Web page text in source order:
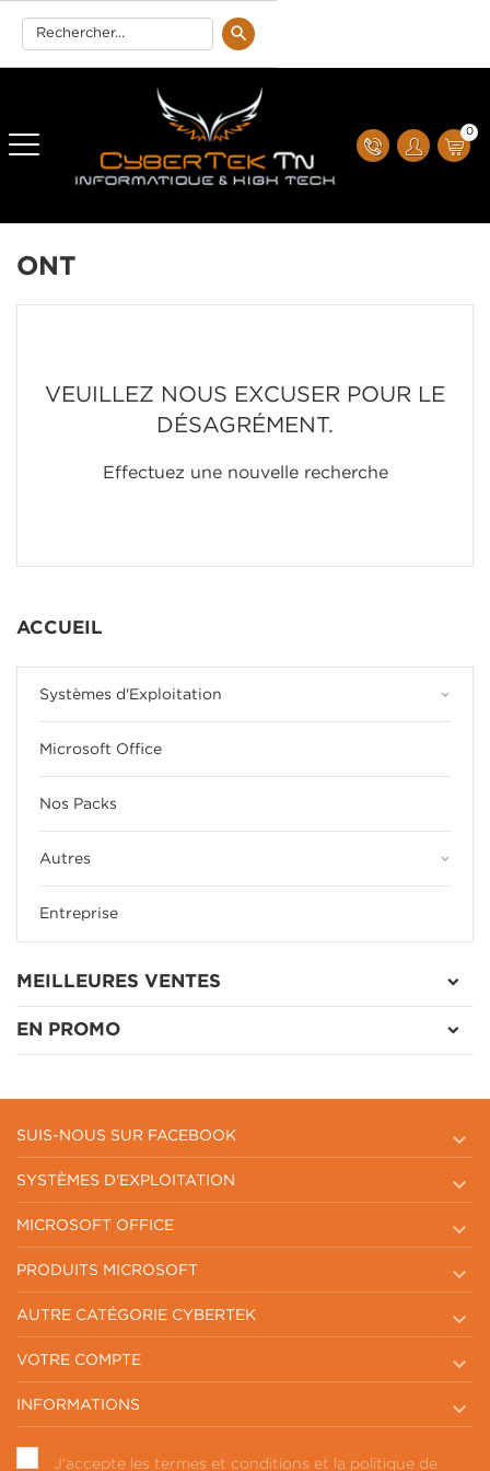
0
ACCUEIL
Systèmes d'Exploitation keyboard_arrow_down
Microsoft Office
Nos Packs
Autres keyboard_arrow_down
Entreprise
MEILLEURES VENTES
EN PROMO
ONT
VEUILLEZ NOUS EXCUSER POUR LE
DÉSAGRÉMENT.
Effectuez une nouvelle recherche
SUIS-NOUS SUR FACEBOOK 
SYSTÈMES D'EXPLOITATION 
MICROSOFT OFFICE 
PRODUITS MICROSOFT 
AUTRE CATÉGORIE CYBERTEK 
VOTRE COMPTE 
INFORMATIONS 
J'accepte les termes et conditions et la politique de